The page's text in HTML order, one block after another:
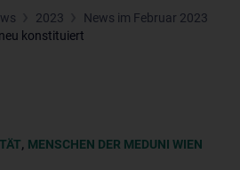
2023
News im Februar 2023
konstituiert
, MENSCHEN DER MEDUNI WIEN